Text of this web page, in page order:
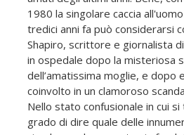
1980 la singolare caccia
tredici anni fa può considerarsi
Shapiro, scrittore e giornalista
in ospedale dopo la misteriosa
dell’amatissima moglie, e dopo
coinvolto in un clamoroso
Nello stato confusionale in cui si
grado di dire quale delle